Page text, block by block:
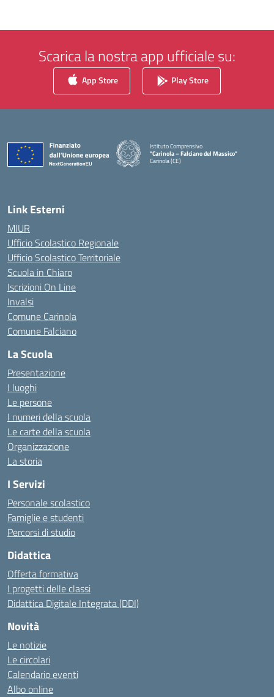
Scarica la nostra app ufficiale su:
App Store Play Store
Istituto Comprensivo
"Carinola – Falciano del Massico"
Carinola (CE)
Link Esterni
MIUR
Ufficio Scolastico Regionale
Ufficio Scolastico Territoriale
Scuola in Chiaro
Iscrizioni On Line
Invalsi
Comune Carinola
Comune Falciano
La Scuola
Presentazione
I luoghi
Le persone
I numeri della scuola
Le carte della scuola
Organizzazione
La storia
I Servizi
Personale scolastico
Famiglie e studenti
Percorsi di studio
Didattica
Offerta formativa
I progetti delle classi
Didattica Digitale Integrata (DDI)
Novità
Le notizie
Le circolari
Calendario eventi
Albo online